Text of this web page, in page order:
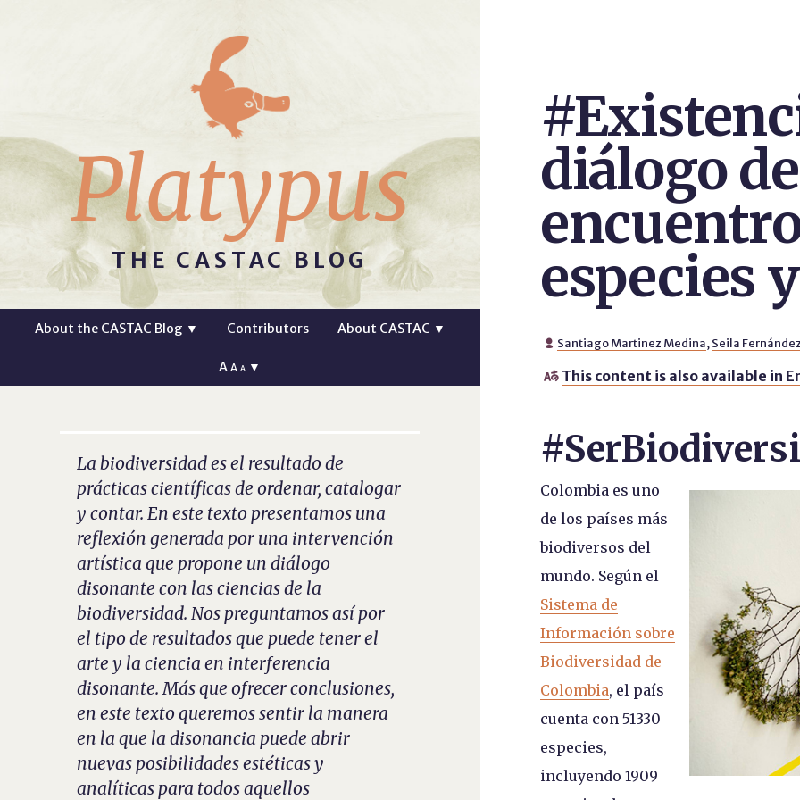
Platypus
THE CASTAC BLOG
About the CASTAC Blog ▼ Contributors About CASTAC ▼
AA A ▼
diálogo
especies
 Santiago Martinez Medina, Seila
 This content is also available in
Colombia es uno
de los países más
biodiversos del
mundo. Según el
Sistema de
Información sobre
Biodiversidad de
Colombia, el país
cuenta con 51330
especies,
incluyendo 1909
La biodiversidad es el resultado de
prácticas científicas de ordenar, catalogar
y contar. En este texto presentamos una
reflexión generada por una intervención
artística que propone un diálogo
disonante con las ciencias de la
biodiversidad. Nos preguntamos así por
el tipo de resultados que puede tener el
arte y la ciencia en interferencia
disonante. Más que ofrecer conclusiones,
en este texto queremos sentir la manera
en la que la disonancia puede abrir
nuevas posibilidades estéticas y
analíticas para todos aquellos